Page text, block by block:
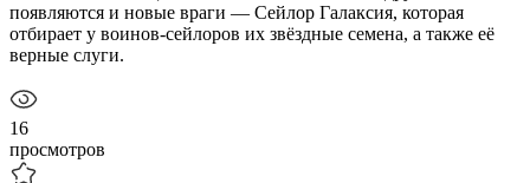
появляются и новые враги — Сейлор Галаксия, которая
отбирает у воинов-сейлоров их звёздные семена, а также её
верные слуги.
16
просмотров